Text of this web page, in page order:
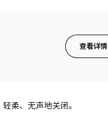
查看详情
柔、无声地关闭。